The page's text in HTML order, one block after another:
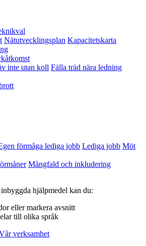
Nätutvecklingsplan Kapacitetskarta
inte utan koll Fälla träd nära ledning
förmåga lediga jobb Lediga jobb Möt
Mångfald och inkludering
hjälpmedel kan du:
eller markera avsnitt
till olika språk
verksamhet